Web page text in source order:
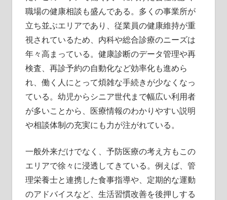
職場の健康相談も盛んである。多くの事業所が
立ち並ぶエリアであり、従業員の健康維持が重
視されているため、内科や総合診療のニーズは
年々高まっている。健康診断のデータ管理や再
検査、再診予約の自動化など効率化も進めら
れ、働く人にとって煩雑な手続きが少なくなっ
ている。幼児からシニア世代まで幅広い利用者
が多いことから、医療情報のわかりやすい説明
や相談体制の充実にも力が注がれている。
一般外来だけでなく、予防医療の考え方もこの
エリアで徐々に浸透してきている。例えば、管
理栄養士と連携した食事指導や、定期的な運動
のアドバイスなど、生活習慣改善を後押しする